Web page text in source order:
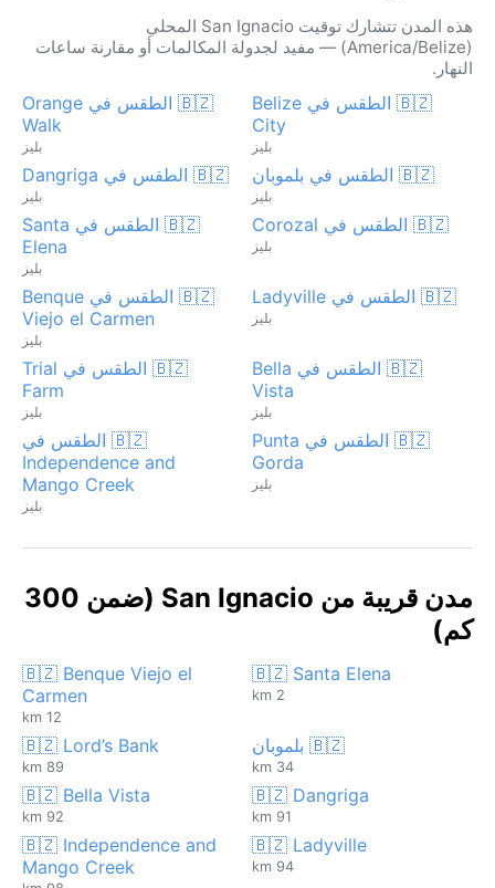
هذه المدن تتشارك توقيت San Ignacio المحلي
(America/Belize) — مفيد لجدولة المكالمات أو مقارنة ساعات
النهار.
🇧🇿 الطقس في Belize
City
بليز
🇧🇿 الطقس في Orange
Walk
بليز
🇧🇿 الطقس في بلموبان
بليز
🇧🇿 الطقس في Dangriga
بليز
🇧🇿 الطقس في Corozal
بليز
🇧🇿 الطقس في Santa
Elena
بليز
🇧🇿 الطقس في Ladyville
بليز
🇧🇿 الطقس في Benque
Viejo el Carmen
بليز
🇧🇿 الطقس في Bella
Vista
بليز
🇧🇿 الطقس في Trial
Farm
بليز
🇧🇿 الطقس في Punta
Gorda
بليز
🇧🇿 الطقس في
Independence and
Mango Creek
بليز
مدن قريبة من San Ignacio (ضمن 300
كم)
🇧🇿 Santa Elena
2 km
🇧🇿 Benque Viejo el
Carmen
12 km
🇧🇿 بلموبان
34 km
🇧🇿 Lord’s Bank
89 km
🇧🇿 Dangriga
91 km
🇧🇿 Bella Vista
92 km
🇧🇿 Ladyville
94 km
🇧🇿 Independence and
Mango Creek